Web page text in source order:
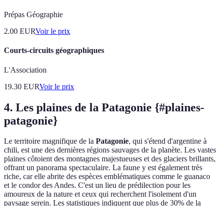
Prépas Géographie
2.00 EURVoir le prix
Courts-circuits géographiques
L'Association
19.30 EURVoir le prix
4. Les plaines de la Patagonie {#plaines-
patagonie}
Le territoire magnifique de la Patagonie, qui s'étend d'argentine à
chili, est une des dernières régions sauvages de la planète. Les vastes
plaines côtoient des montagnes majestueuses et des glaciers brillants,
offrant un panorama spectaculaire. La faune y est également très
riche, car elle abrite des espèces emblématiques comme le guanaco
et le condor des Andes. C'est un lieu de prédilection pour les
amoureux de la nature et ceux qui recherchent l'isolement d'un
paysage serein. Les statistiques indiquent que plus de 30% de la